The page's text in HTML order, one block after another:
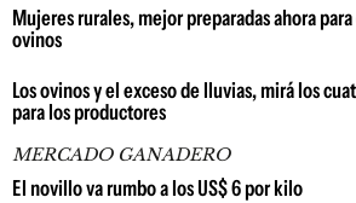
Mujeres rurales, mejor preparadas ahora
ovinos
Los ovinos y el exceso de lluvias, mirá los
para los productores
MERCADO GANADERO
El novillo va rumbo a los US$ 6 por kilo